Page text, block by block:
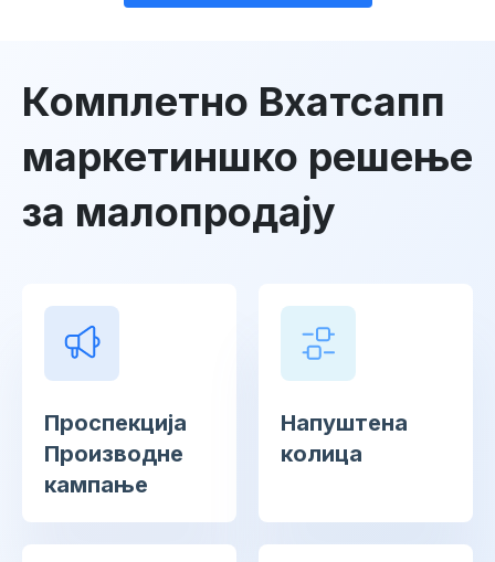
Комплетно Вхатсапп
маркетиншко решење
за малопродају
Проспекција
Производне
кампање
Напуштена
колица